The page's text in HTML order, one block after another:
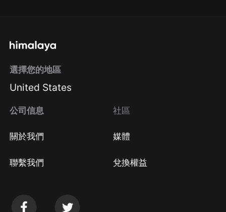
選擇您的地區
United States
公司信息
關於我們
聯繫我們
社區
媒體
兌換權益